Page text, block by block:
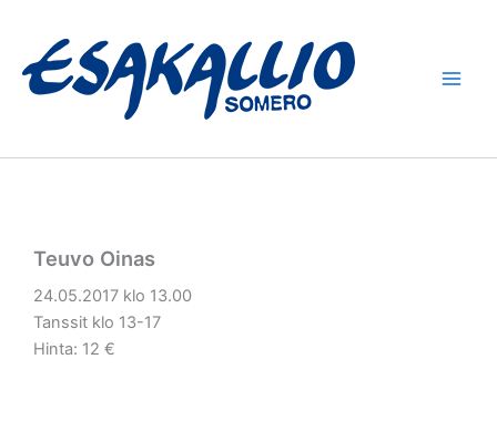
sisältöön
Teuvo Oinas
24.05.2017 klo 13.00
Tanssit klo 13-17
Hinta: 12 €